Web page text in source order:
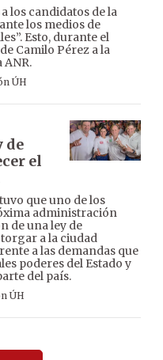
los candidatos de la
los medios de
Esto, durante el
Camilo Pérez a la
ÚH
de
el
que uno de los
administración
de una ley de
a la ciudad
a las demandas que
poderes del Estado y
del país.
ÚH